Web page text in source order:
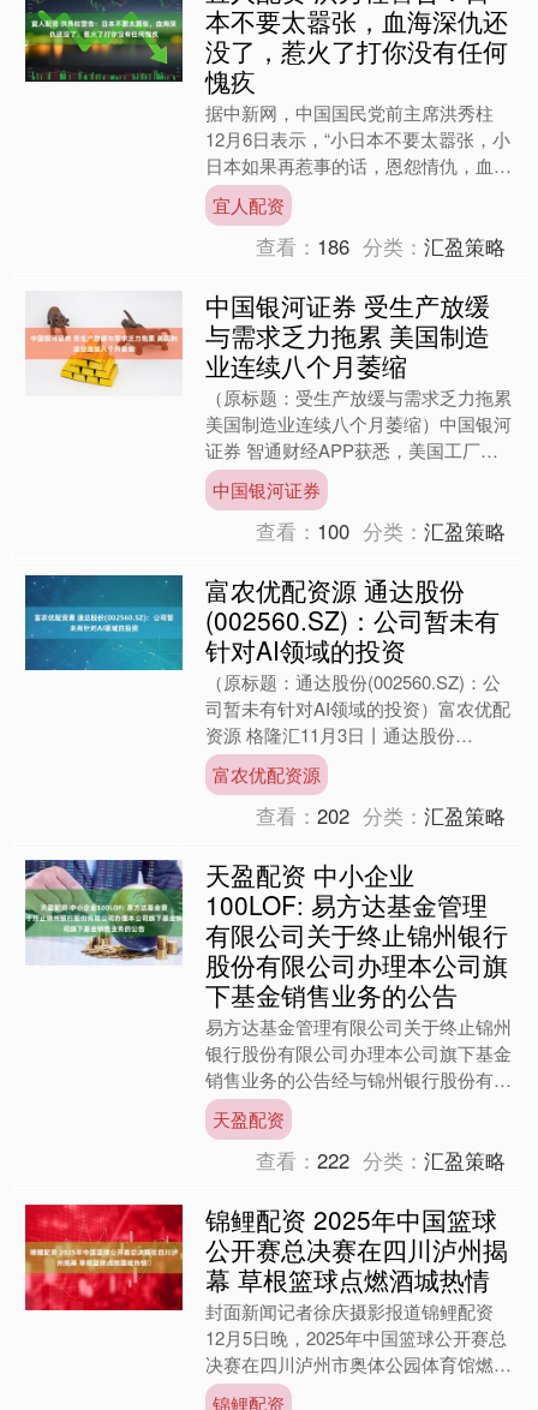
本不要太嚣张，血海深仇还
没了，惹火了打你没有任何
愧疚
据中新网，中国国民党前主席洪秀柱
12月6日表示，“小日本不要太嚣张，小
日本如果再惹事的话，恩怨情仇，血海
深仇还没了。哪天惹火了宜人配资，中
国大陆要打日本是毫无悬....
宜人配资
查看： 186 分类：汇盈策略
中国银河证券 受生产放缓
与需求乏力拖累 美国制造
业连续八个月萎缩
（原标题：受生产放缓与需求乏力拖累
美国制造业连续八个月萎缩）中国银河
证券 智通财经APP获悉，美国工厂活
动在10月份继续收缩，至此已连续八
个月陷入萎缩区间，生....
中国银河证券
查看： 100 分类：汇盈策略
富农优配资源 通达股份
(002560.SZ)：公司暂未有
针对AI领域的投资
（原标题：通达股份(002560.SZ)：公
司暂未有针对AI领域的投资）富农优配
资源 格隆汇11月3日丨通达股份
(002560.SZ)在投资者互动平台表示，
公司....
富农优配资源
查看：202 分类：汇盈策略
天盈配资 中小企业
100LOF: 易方达基金管理
有限公司关于终止锦州银行
股份有限公司办理本公司旗
下基金销售业务的公告
易方达基金管理有限公司关于终止锦州
银行股份有限公司办理本公司旗下基金
销售业务的公告经与锦州银行股份有限
公司（以下简称“锦州银行”）协商一
致，易方达基金管理有限公....
天盈配资
查看：222 分类：汇盈策略
锦鲤配资 2025年中国篮球
公开赛总决赛在四川泸州揭
幕 草根篮球点燃酒城热情​
封面新闻记者徐庆摄影报道锦鲤配资
12月5日晚，2025年中国篮球公开赛总
决赛在四川泸州市奥体公园体育馆燃情
开幕。在当晚备受瞩目的揭幕战中，东
锦鲤配资